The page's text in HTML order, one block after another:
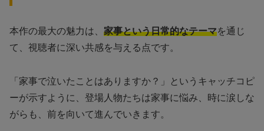
本作の最大の魅力は、 家事という日常的なテーマを通じ
て、視聴者に深い共感を与える点です。
「家事で泣いたことはありますか？」というキャッチコピ
ーが示すように、登場人物たちは家事に悩み、時に涙しな
がらも、前を向いて進んでいきます。